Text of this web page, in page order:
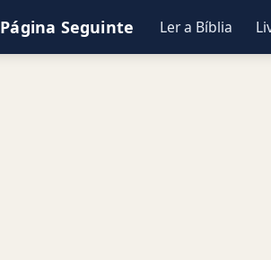
Página Seguinte Ler a Bíblia